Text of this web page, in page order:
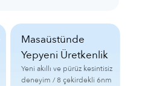
Masaüstünde
Yepyeni Üretkenlik
Yeni akıllı ve pürüz kesintisiz
deneyim /8 çekirdekli 6nm